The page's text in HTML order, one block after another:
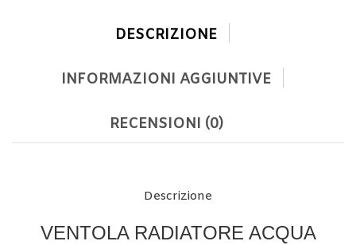
DESCRIZIONE
INFORMAZIONI AGGIUNTIVE
RECENSIONI (0)
Descrizione
VENTOLA RADIATORE ACQUA